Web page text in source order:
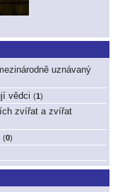
uznávaný
vědci (1 )
zvířat a zvířat
(0)